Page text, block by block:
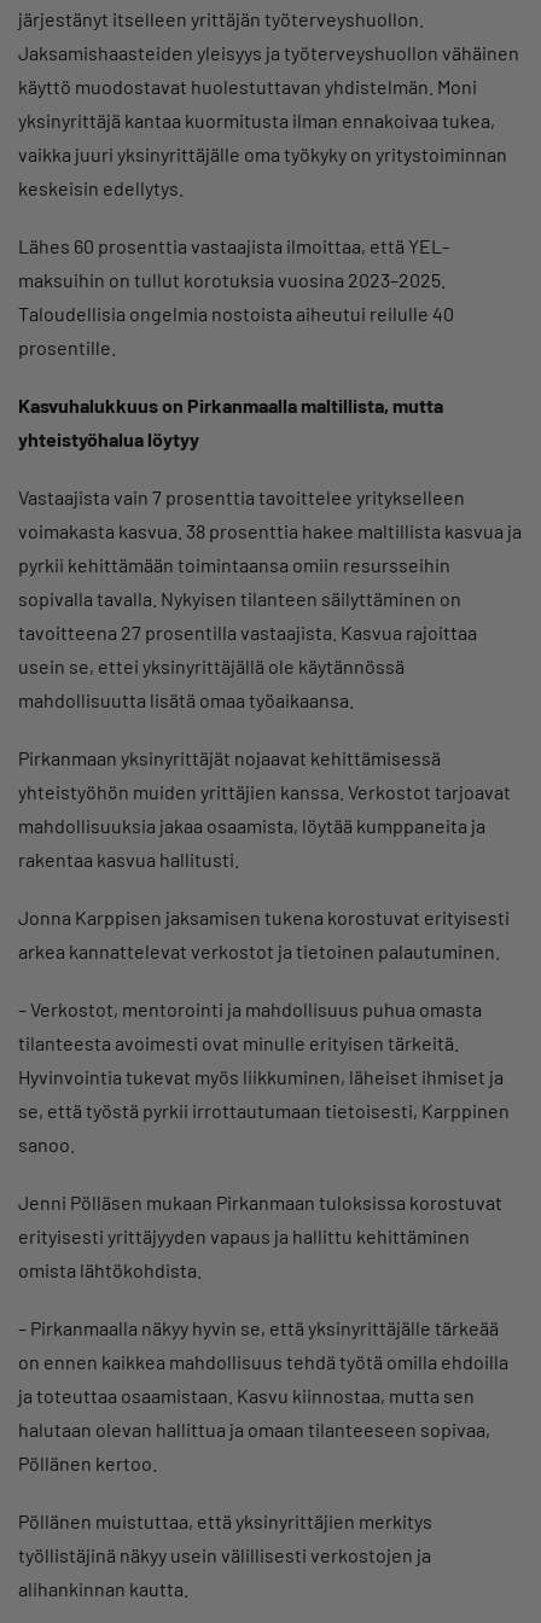
järjestänyt itselleen yrittäjän työterveyshuollon.
Jaksamishaasteiden yleisyys ja työterveyshuollon vähäinen
käyttö muodostavat huolestuttavan yhdistelmän. Moni
yksinyrittäjä kantaa kuormitusta ilman ennakoivaa tukea,
vaikka juuri yksinyrittäjälle oma työkyky on yritystoiminnan
keskeisin edellytys.
Lähes 60 prosenttia vastaajista ilmoittaa, että YEL-
maksuihin on tullut korotuksia vuosina 2023–2025.
Taloudellisia ongelmia nostoista aiheutui reilulle 40
prosentille.
Kasvuhalukkuus on Pirkanmaalla maltillista, mutta
yhteistyöhalua löytyy
Vastaajista vain 7 prosenttia tavoittelee yritykselleen
voimakasta kasvua. 38 prosenttia hakee maltillista kasvua ja
pyrkii kehittämään toimintaansa omiin resursseihin
sopivalla tavalla. Nykyisen tilanteen säilyttäminen on
tavoitteena 27 prosentilla vastaajista. Kasvua rajoittaa
usein se, ettei yksinyrittäjällä ole käytännössä
mahdollisuutta lisätä omaa työaikaansa.
Pirkanmaan yksinyrittäjät nojaavat kehittämisessä
yhteistyöhön muiden yrittäjien kanssa. Verkostot tarjoavat
mahdollisuuksia jakaa osaamista, löytää kumppaneita ja
rakentaa kasvua hallitusti.
Jonna Karppisen jaksamisen tukena korostuvat erityisesti
arkea kannattelevat verkostot ja tietoinen palautuminen.
– Verkostot, mentorointi ja mahdollisuus puhua omasta
tilanteesta avoimesti ovat minulle erityisen tärkeitä.
Hyvinvointia tukevat myös liikkuminen, läheiset ihmiset ja
se, että työstä pyrkii irrottautumaan tietoisesti, Karppinen
sanoo.
Jenni Pölläsen mukaan Pirkanmaan tuloksissa korostuvat
erityisesti yrittäjyyden vapaus ja hallittu kehittäminen
omista lähtökohdista.
– Pirkanmaalla näkyy hyvin se, että yksinyrittäjälle tärkeää
on ennen kaikkea mahdollisuus tehdä työtä omilla ehdoilla
ja toteuttaa osaamistaan. Kasvu kiinnostaa, mutta sen
halutaan olevan hallittua ja omaan tilanteeseen sopivaa,
Pöllänen kertoo.
Pöllänen muistuttaa, että yksinyrittäjien merkitys
työllistäjinä näkyy usein välillisesti verkostojen ja
alihankinnan kautta.